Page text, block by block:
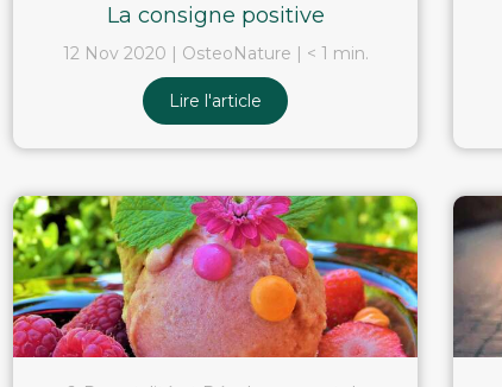
La consigne positive
12 Nov 2020 OsteoNature < 1 min.
Lire l'article